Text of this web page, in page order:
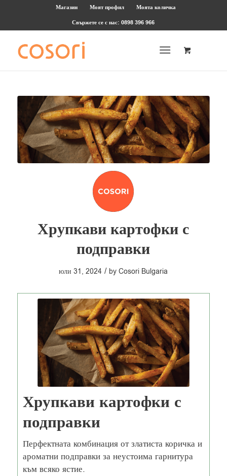
Магазин Моят профил
Моята количка
Свържете се с нас: 0898 396 966
Хрупкави картофки с
подправки
юли 31, 2024 / byCosori Bulgaria
Хрупкави картофки с
подправки
Перфектната комбинация от златиста коричка и
ароматни подправки за неустоима гарнитура
към всяко ястие.